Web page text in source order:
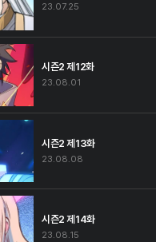
23.07.25
시즌2 제12화
23.08.01
시즌2 제13화
23.08.08
시즌2 제14화
23.08.15